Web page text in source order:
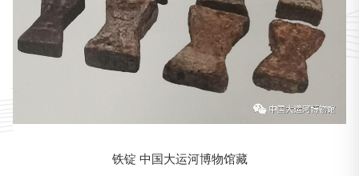
铁锭 中国大运河博物馆藏